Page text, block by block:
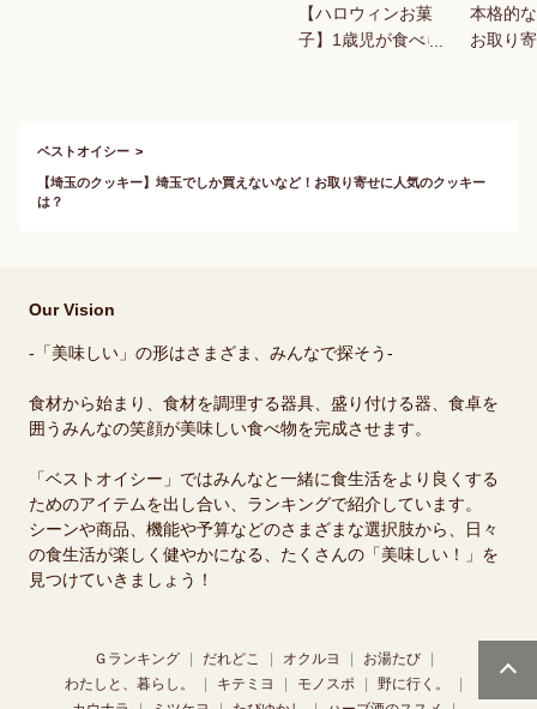
【ハロウィンお菓
子】1歳児が食べら
本格的
お取り
ベストオイシー
【埼玉のクッキー】埼玉でしか買えないなど！お取り寄せに人気のクッキー
は？
Our Vision
-「美味しい」の形はさまざま、みんなで探そう-
食材から始まり、食材を調理する器具、盛り付ける器、食卓を
囲うみんなの笑顔が美味しい食べ物を完成させます。
「ベストオイシー」ではみんなと一緒に食生活をより良くする
ためのアイテムを出し合い、ランキングで紹介しています。
シーンや商品、機能や予算などのさまざまな選択肢から、日々
の食生活が楽しく健やかになる、たくさんの「美味しい！」を
見つけていきましょう！
Ｇランキング だれどこ オクルヨ
お湯たび
わたしと、暮らし。
キテミヨ モノスポ
野に行く。